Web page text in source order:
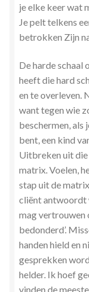
je elke keer wat
Je pelt telkens
betrokken Zijn
De harde schaal
heeft die hard
en te overleven.
want tegen wie
beschermen, als
bent, een kind
Uitbreken uit die
matrix. Voelen,
stap uit de
cliënt antwoordt
mag vertrouwen
bedonderd’.
handen hield en
gesprekken
helder. Ik hoef
vinden de